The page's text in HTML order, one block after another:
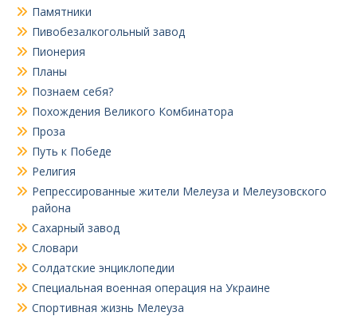
Памятники
Пивобезалкогольный завод
Пионерия
Планы
Познаем себя?
Похождения Великого Комбинатора
Проза
Путь к Победе
Религия
Репрессированные жители Мелеуза и Мелеузовского
района
Сахарный завод
Словари
Солдатские энциклопедии
Специальная военная операция на Украине
Спортивная жизнь Мелеуза